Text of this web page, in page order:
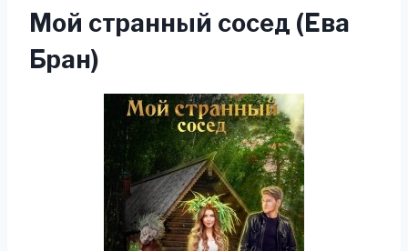
Мой странный сосед (Ева
Бран)